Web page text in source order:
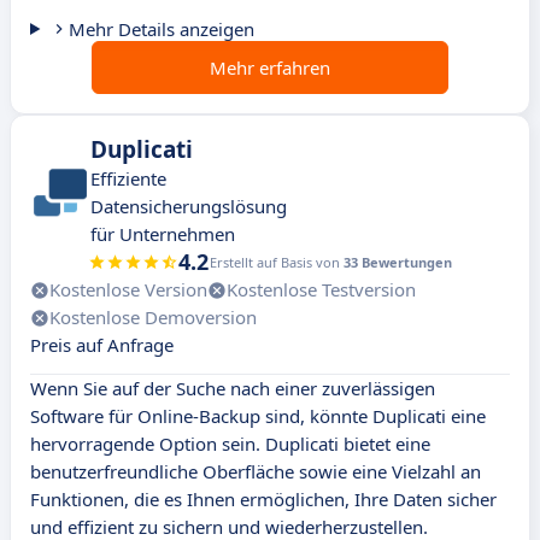
Mehr Details anzeigen
Mehr erfahren
Duplicati
Effiziente
Datensicherungslösung
für Unternehmen
4.2Erstellt auf Basis von 33 Bewertungen
Kostenlose Version
Kostenlose Testversion
Kostenlose Demoversion
Preis auf Anfrage
Wenn Sie auf der Suche nach einer zuverlässigen
Software für Online-Backup sind, könnte Duplicati eine
hervorragende Option sein. Duplicati bietet eine
benutzerfreundliche Oberfläche sowie eine Vielzahl an
Funktionen, die es Ihnen ermöglichen, Ihre Daten sicher
und effizient zu sichern und wiederherzustellen.